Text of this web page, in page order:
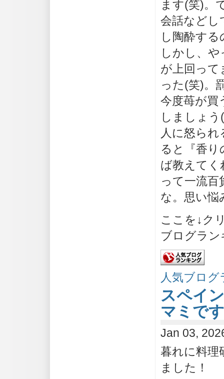
ます(笑)。
会話などし
し陶酔す
しかし、
が上回って
った(笑)。
今度苺が買
しましょ
人に怒ら
ると『香り
ば教えてく
って一流
な。思い悩
ここを↓ク
ブログラン
人気ブロ
スペイ
マミです
Jan 03,
暮れに料理
ました！